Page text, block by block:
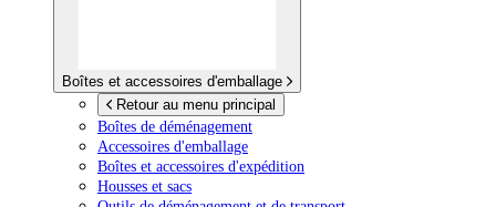
Boîtes et accessoires d'emballage
Retour au menu principal
Boîtes de déménagement
Accessoires d'emballage
Boîtes et accessoires d'expédition
Housses et sacs